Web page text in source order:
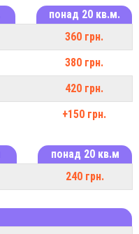
понад 20 кв.м.
360 грн.
380 грн.
420 грн.
+150 грн.
понад 20 кв.м
240 грн.